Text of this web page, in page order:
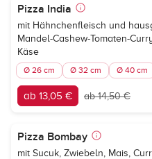
Pizza India
mit Hähnchenfleisch und
Mandel-Cashew-Tomaten-
Käse
Ø 26 cm Ø 32 cm Ø 40 cm
ab 13,05 € ab 14,50 €
Pizza Bombay
mit Sucuk, Zwiebeln, Mais,